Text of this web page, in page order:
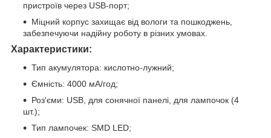
пристроїв через USB-порт;
Міцний корпус захищає від вологи та пошкоджень,
забезпечуючи надійну роботу в різних умовах.
Характеристики:
Тип акумулятора: кислотно-лужний;
Ємність: 4000 мА/год;
Роз'єми: USB, для сонячної панелі, для лампочок (4
шт.);
Тип лампочек: SMD LED;